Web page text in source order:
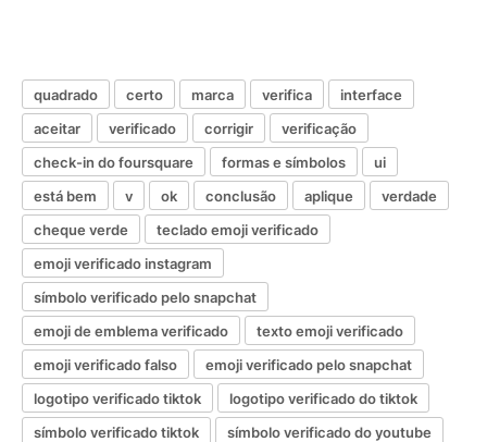
quadrado certo marca verifica
interface
aceitar
verificado corrigir
verificação
check-in do foursquare
formas e símbolos
ui
está bem
v ok conclusão aplique
verdade
cheque verde
teclado emoji verificado
emoji verificado instagram
símbolo verificado pelo snapchat
emoji de emblema verificado
texto emoji verificado
emoji verificado falso
emoji verificado pelo snapchat
logotipo verificado tiktok
logotipo verificado do tiktok
símbolo verificado tiktok
símbolo verificado do youtube